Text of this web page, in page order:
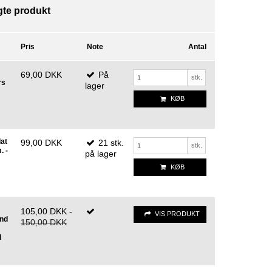
produkt
Pris Note Antal
69,00 DKK
På
lager
stk.
KØB
-
99,00 DKK 21 stk.
på lager
stk.
KØB
105,00 DKK-
150,00 DKK
VIS PRODUKT